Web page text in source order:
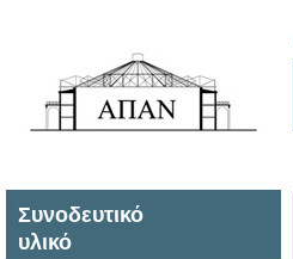
Συνοδευτικό
υλικό